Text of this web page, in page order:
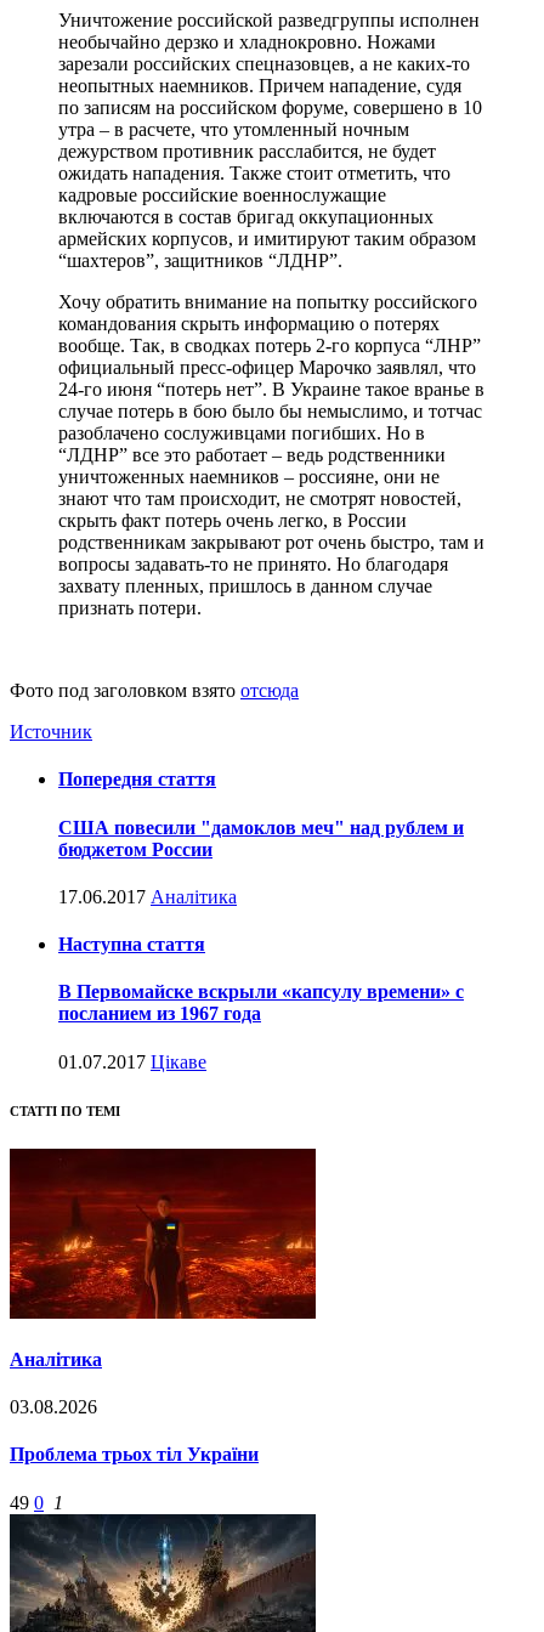
Уничтожение российской разведгруппы исполнен
необычайно дерзко и хладнокровно. Ножами
зарезали российских спецназовцев, а не каких-то
неопытных наемников. Причем нападение, судя
по записям на российском форуме, совершено в 10
утра – в расчете, что утомленный ночным
дежурством противник расслабится, не будет
ожидать нападения. Также стоит отметить, что
кадровые российские военнослужащие
включаются в состав бригад оккупационных
армейских корпусов, и имитируют таким образом
“шахтеров”, защитников “ЛДНР”.
Хочу обратить внимание на попытку российского
командования скрыть информацию о потерях
вообще. Так, в сводках потерь 2-го корпуса “ЛНР”
официальный пресс-офицер Марочко заявлял, что
24-го июня “потерь нет”. В Украине такое вранье в
случае потерь в бою было бы немыслимо, и тотчас
разоблачено сослуживцами погибших. Но в
“ЛДНР” все это работает – ведь родственники
уничтоженных наемников – россияне, они не
знают что там происходит, не смотрят новостей,
скрыть факт потерь очень легко, в России
родственникам закрывают рот очень быстро, там и
вопросы задавать-то не принято. Но благодаря
захвату пленных, пришлось в данном случае
признать потери.
Фото под заголовком взято отсюда
Источник
Попередня стаття
США повесили "дамоклов меч" над рублем и
бюджетом России
17.06.2017 Аналітика
Наступна стаття
В Первомайске вскрыли «капсулу времени» с
посланием из 1967 года
01.07.2017 Цікаве
СТАТТІ ПО ТЕМІ
Аналітика
03.08.2026
Проблема трьох тіл України
49 0 1